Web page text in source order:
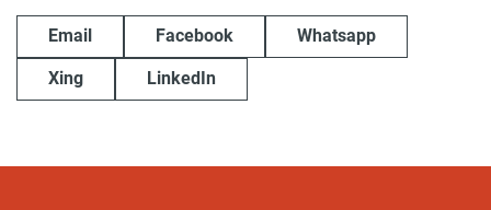
Email Facebook Whatsapp
Xing LinkedIn